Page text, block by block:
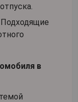
Подходящие
в